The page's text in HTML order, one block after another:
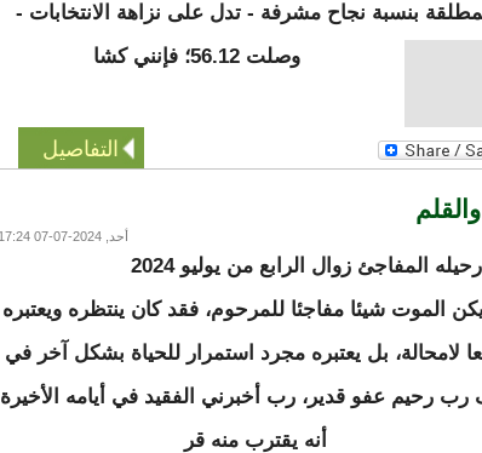
بنسبة نجاح مشرفة - تدل على نزاهة الانتخابات -
وصلت 56.12؛ فإنني كشا
التفاصيل
أحد, 2024-07-07 17:24
رغم رحيله المفاجئ زوال الرابع من يوليو 2024
الموت شيئا مفاجئا للمرحوم، فقد كان ينتظره ويعتبره
لامحالة، بل يعتبره مجرد استمرار للحياة بشكل آخر في
رب رحيم عفو قدير، رب أخبرني الفقيد في أيامه الأخيرة
أنه يقترب منه قر